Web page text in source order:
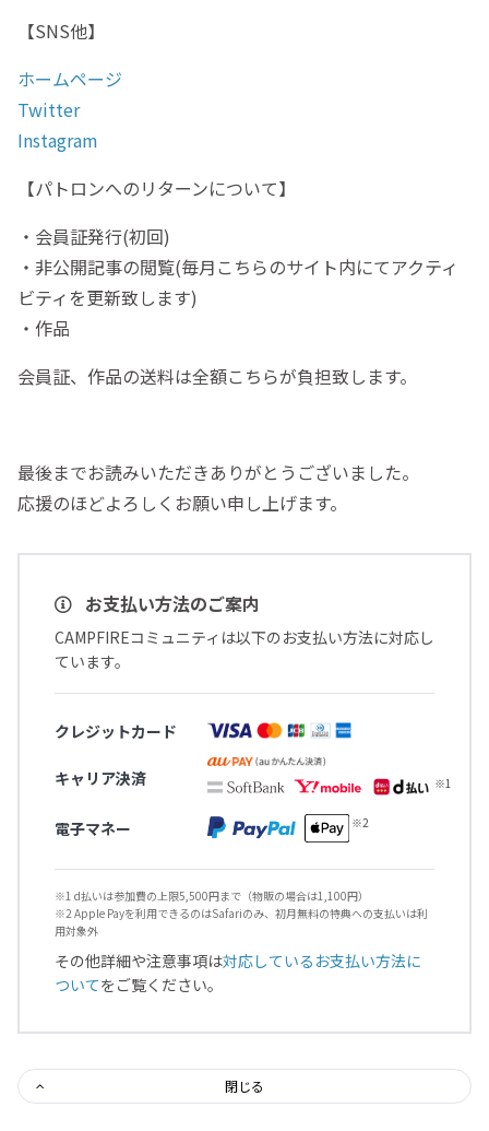
【SNS他】
ホームページ
Twitter
Instagram
【パトロンへのリターンについて】
・会員証発行(初回)
・非公開記事の閲覧(毎月こちらのサイト内にてアクティ
ビティを更新致します)
・作品
会員証、作品の送料は全額こちらが負担致します。
最後までお読みいただきありがとうございました。
応援のほどよろしくお願い申し上げます。
お支払い方法のご案内
CAMPFIREコミュニティは以下のお支払い方法に対応し
ています。
クレジットカード
キャリア決済
電子マネー
※1 d払いは参加費の上限5,500円まで（物販の場合は1,100円）
※2 Apple Payを利用できるのはSafariのみ、初月無料の特典への支払いは利
用対象外
その他詳細や注意事項は対応しているお支払い方法に
ついてをご覧ください。
閉じる